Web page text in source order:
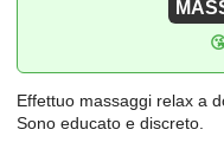
Effettuo massaggi relax a
Sono educato e discreto.